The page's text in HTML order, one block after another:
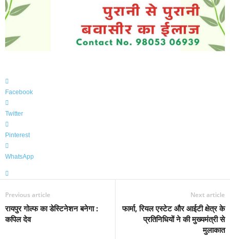
Facebook
Twitter
Pinterest
WhatsApp
Previous article
रायपुर गोल्फ का डेस्टिनेशन बनेगा :
कपिल देव
Next article
फार्मा, रियल एस्टेट और आईटी क्षेत्र के
प्रतिनिधियों ने की मुख्यमंत्री से
मुलाकात